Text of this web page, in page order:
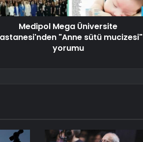
Medipol Mega Üniversite
"Anne sütü mucizesi"
yorumu